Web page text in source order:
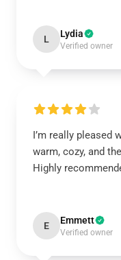
L Lydia
Verified owner
I’m really pleased
warm, cozy, and
Highly
E Emmett
Verified owner